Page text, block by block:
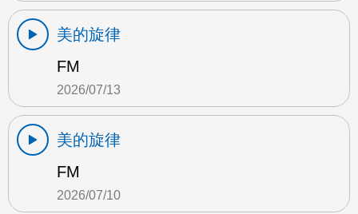
美的旋律
FM
2026/07/13
美的旋律
FM
2026/07/10